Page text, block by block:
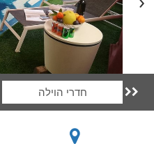
חדרי הוילה 